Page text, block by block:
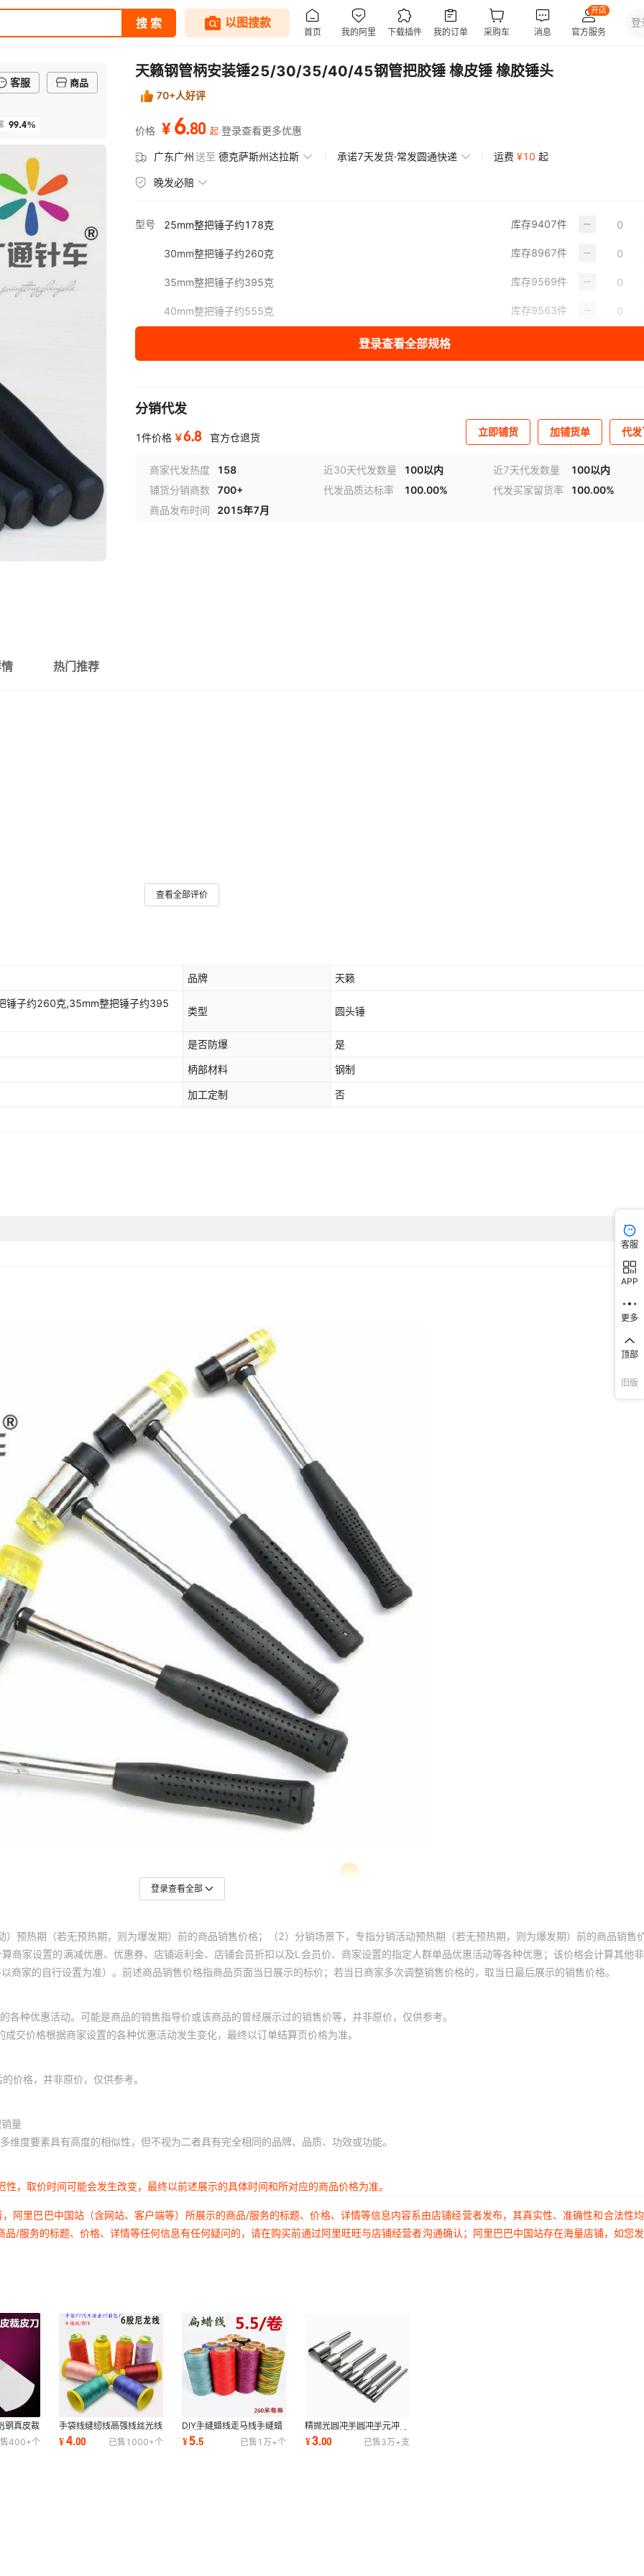
客服 商品
99.4%
天籁钢管柄安装锤25/30/35/40/45钢管把胶锤 橡皮锤 橡胶锤头
70+人好评
价格 ¥ 6.80 起 登录查看更多优惠
广东广州送至 德克萨斯州达拉斯 承诺7天发货·常发圆通快递 运费 ¥10 起
晚发必赔
型号 25mm整把锤子约178克 库存9407件
30mm整把锤子约260克 库存8967件
35mm整把锤子约395克 库存9569件
40mm整把锤子约555克 库存9563件
登录查看全部规格
分销代发
1件价格 ￥6.8 官方仓退货 立即铺货 加铺货单 代
商家代发热度 158 近30天代发数量 100以内 近7天代发数量
100以内
铺货分销商数
700+ 代发品质达标率 100.00% 代发买家留货率
100.00%
商品发布时间
2015年7月
热门推荐
查看全部评价
品牌 天籁
锤子约260克,35mm整把锤子约395
类型 圆头锤
是否防爆 是
柄部材料 钢制
加工定制 否
登录查看全部
预热期（若无预热期，则为爆发期）前的商品销售价格；（2）分销场景下，专指分销活动预热期（若无预热期，则为爆发期）前的商品销售
商家设置的满减优惠、优惠券、店铺返利金、店铺会员折扣以及L会员价、商家设置的指定人群单品优惠活动等各种优惠；该价格会计算其他
家的自行设置为准）。前述商品销售价格指商品页面当日展示的标价；若当日商家多次调整销售价格的，取当日最后展示的销售价格。
种优惠活动。可能是商品的销售指导价或该商品的曾经展示过的销售价等，并非原价，仅供参考。
交价格根据商家设置的各种优惠活动发生变化，最终以订单结算页价格为准。
价格，并非原价，仅供参考。
量
度要素具有高度的相似性，但不视为二者具有完全相同的品牌、品质、功效或功能。
，取价时间可能会发生改变，最终以前述展示的具体时间和所对应的商品价格为准。
阿里巴巴中国站（含网站、客户端等）所展示的商品/服务的标题、价格、详情等信息内容系由店铺经营者发布，其真实性、准确性和合法性
/服务的标题、价格、详情等任何信息有任何疑问的，请在购买前通过阿里旺旺与店铺经营者沟通确认；阿里巴巴中国站存在海量店铺，如您
钢真皮裁
400+个
手袋线缝纫线高强线丝光线
尼龙线鞋线汽车座椅线汽车
脚垫线流苏线
¥4.00 已售 1000+个
DIY手缝蜡线走马线手缝蜡
线手缝线150D扁蜡线 整卷
260米编织蜡线
¥5.5 已售 1万+个
精抛光圆冲半圆冲半元冲
DIY手工皮雕银包圆角斩 钱
包财布圆角冲
¥3.00 已售3万+支
客服
APP
更多
顶部
旧版